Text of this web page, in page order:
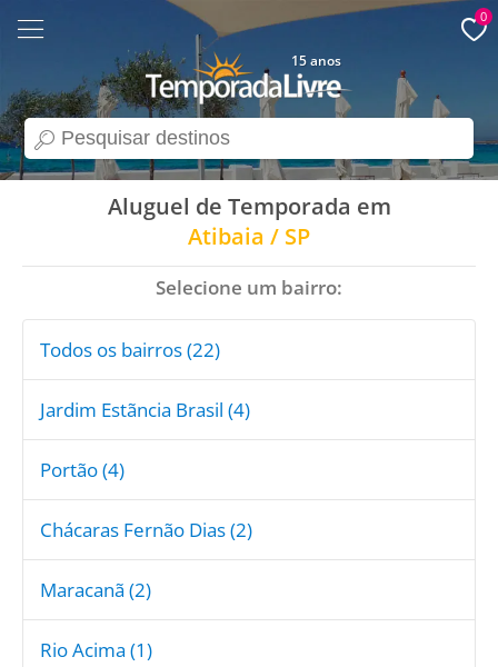
search
15 anos
0
Aluguel de Temporada em
Atibaia / SP
Selecione um bairro:
Todos os bairros (22)
Jardim Estãncia Brasil (4)
Portão (4)
Chácaras Fernão Dias (2)
Maracanã (2)
Rio Acima (1)